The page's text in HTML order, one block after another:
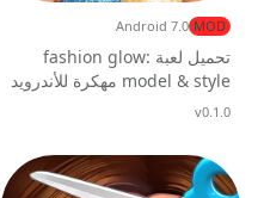
تحميل لعبة fashion glow:
model & style مهكرة للأندرويد
2026
MOD
Android 7.0
v0.1.0